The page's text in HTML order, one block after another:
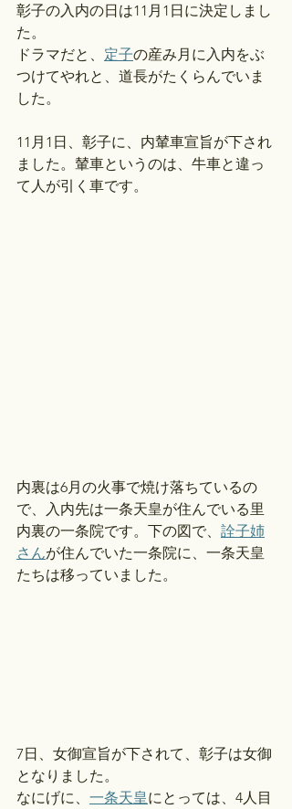
彰子の入内の日は11月1日に決定しまし
た。
ドラマだと、 定子の産み月に入内をぶ
つけてやれと、道長がたくらんでいま
した。
11月1日、彰子に、内輦車宣旨が下され
ました。輦車というのは、牛車と違っ
て人が引く車です。
内裏は6月の火事で焼け落ちているの
で、入内先は一条天皇が住んでいる里
内裏の一条院です。下の図で、 詮子姉
さんが住んでいた一条院に、一条天皇
たちは移っていました。
7日、女御宣旨が下されて、彰子は女御
となりました。
なにげに、 一条天皇にとっては、4人目